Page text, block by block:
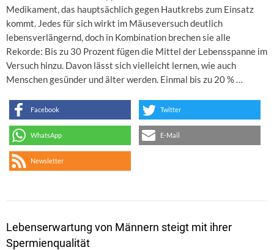
Medikament, das hauptsächlich gegen Hautkrebs zum Einsatz
kommt. Jedes für sich wirkt im Mäuseversuch deutlich
lebensverlängernd, doch in Kombination brechen sie alle
Rekorde: Bis zu 30 Prozent fügen die Mittel der Lebensspanne im
Versuch hinzu. Davon lässt sich vielleicht lernen, wie auch
Menschen gesünder und älter werden. Einmal bis zu 20 % …
Facebook Twitter
WhatsApp E-Mail
Newsletter
Lebenserwartung von Männern steigt mit ihrer
Spermienqualität